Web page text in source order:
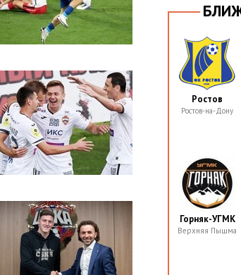
Ростов
Ростов-на-Дону
Горняк-УГМК
Верхняя Пышма